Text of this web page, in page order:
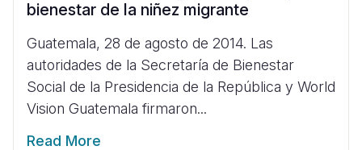
bienestar de la niñez migrante
Guatemala, 28 de agosto de 2014. Las
autoridades de la Secretaría de Bienestar
Social de la Presidencia de la República y World
Vision Guatemala firmaron...
Read More